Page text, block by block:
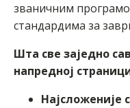
званичним
стандардима за
Шта све заједно
напредној
Најсложеније